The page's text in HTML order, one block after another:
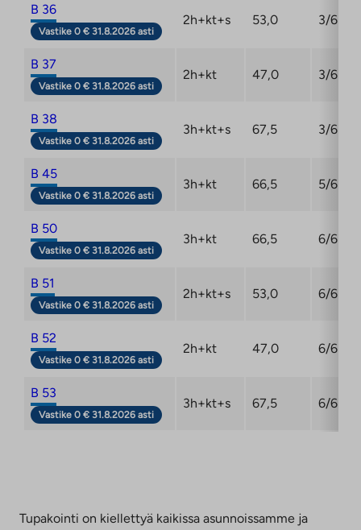
B 36
Vastike 0 € 31.8.2026 asti
2h+kt+s 53,0 3/6
B 37
Vastike 0 € 31.8.2026 asti
2h+kt 47,0 3/6
B 38
Vastike 0 € 31.8.2026 asti
3h+kt+s 67,5 3/6
B 45
Vastike 0 € 31.8.2026 asti
3h+kt 66,5 5/6
B 50
Vastike 0 € 31.8.2026 asti
3h+kt 66,5 6/6
B 51
Vastike 0 € 31.8.2026 asti
2h+kt+s 53,0 6/6
B 52
Vastike 0 € 31.8.2026 asti
2h+kt 47,0 6/6
B 53
Vastike 0 € 31.8.2026 asti
3h+kt+s 67,5 6/6
Tupakointi on kiellettyä kaikissa asunnoissamme ja